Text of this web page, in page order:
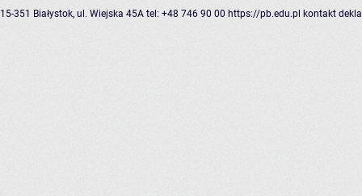
15-351 Białystok, ul. Wiejska 45A tel: +48 746 90 00 https://pb.edu.pl kontakt